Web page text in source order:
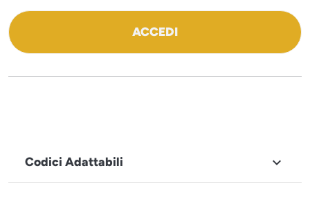
ACCEDI
Codici Adattabili 